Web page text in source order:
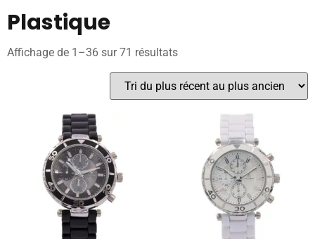
Plastique
Affichage de 1–36 sur 71 résultats